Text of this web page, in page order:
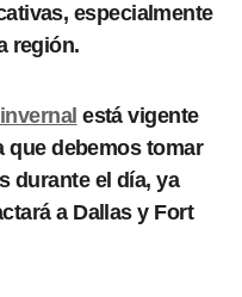
especialmente
región.
está vigente
que debemos tomar
durante el día, ya
a Dallas y Fort